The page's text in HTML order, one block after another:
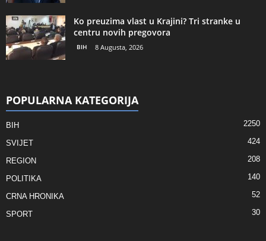
Ko preuzima vlast u Krajini? Tri stranke u
centru novih pregovora
BIH 8 Augusta, 2026
POPULARNA KATEGORIJA
BIH 2250
SVIJET 424
REGION 208
POLITIKA 140
CRNA HRONIKA 52
SPORT 30